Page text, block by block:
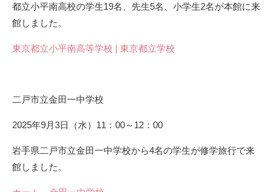
都立小平南高校の学生19名、先生5名、小学生2名が本館に来
館しました。
東京都立小平南高等学校 | 東京都立学校
二戸市立金田一中学校
2025年9月3日（水）11：00～12：00
岩手県二戸市立金田一中学校から4名の学生が修学旅行で来
館しました。